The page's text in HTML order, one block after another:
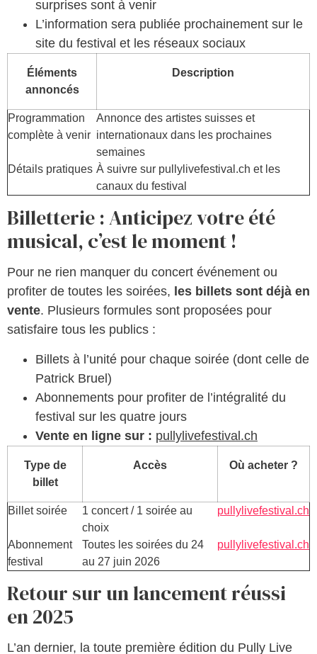
surprises sont à venir
L’information sera publiée prochainement sur le
site du festival et les réseaux sociaux
Éléments
annoncés
Description
Programmation
complète à venir
Annonce des artistes suisses et
internationaux dans les prochaines
semaines
Détails pratiques À suivre sur pullylivefestival.ch et les
canaux du festival
Billetterie : Anticipez votre été
musical, c’est le moment !
Pour ne rien manquer du concert événement ou
profiter de toutes les soirées, les billets sont déjà en
vente. Plusieurs formules sont proposées pour
satisfaire tous les publics :
Billets à l’unité pour chaque soirée (dont celle de
Patrick Bruel)
Abonnements pour profiter de l’intégralité du
festival sur les quatre jours
Vente en ligne sur : pullylivefestival.ch
Type de
billet
Accès Où acheter ?
Billet soirée
1 concert / 1 soirée au
choix
pullylivefestival.ch
Abonnement
festival
Toutes les soirées du 24
au 27 juin 2026
pullylivefestival.ch
Retour sur un lancement réussi
en 2025
L’an dernier, la toute première édition du Pully Live